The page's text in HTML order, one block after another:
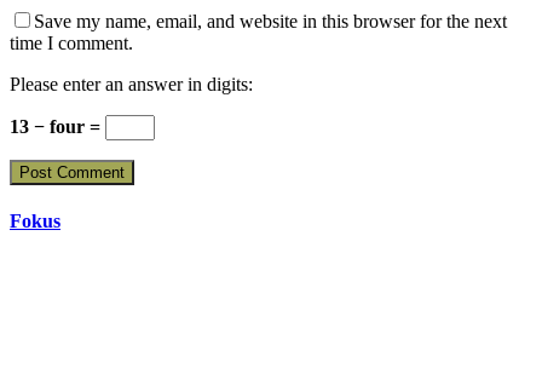
Save my name, email, and website in this browser for the next
time I comment.
Please enter an answer in digits:
13 − four =
Fokus